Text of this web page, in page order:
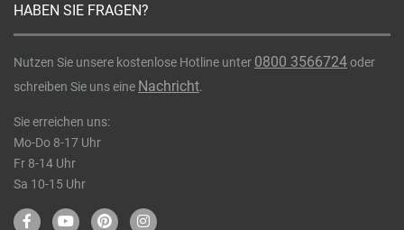
HABEN SIE FRAGEN?
Nutzen Sie unsere kostenlose Hotline unter 0800 3566724oder
schreiben Sie uns eine Nachricht.
Sie erreichen uns:
Mo-Do 8-17 Uhr
Fr 8-14 Uhr
Sa 10-15 Uhr